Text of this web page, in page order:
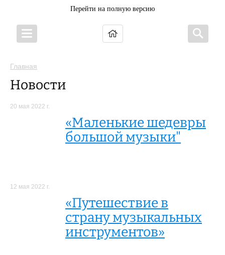
Перейти на полную версию
Главная
Новости
20 мая 2022 г.
«Маленькие шедевры
большой музыки"
12 мая 2022 г.
«Путешествие в
страну музыкальных
инструментов»